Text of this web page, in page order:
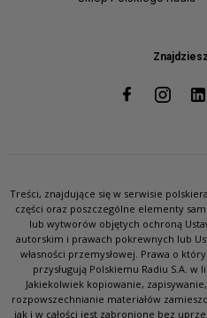
Treści, znajdujące się w serwisie
części oraz poszczególne elementy
lub wytworów objętych ochroną
autorskim i prawach pokrewnych lub
własności przemysłowej. Prawa o
przysługują Polskiemu Radiu S.A.
Jakiekolwiek kopiowanie,
rozpowszechnianie materiałów
jak i w całości jest zabronione bez